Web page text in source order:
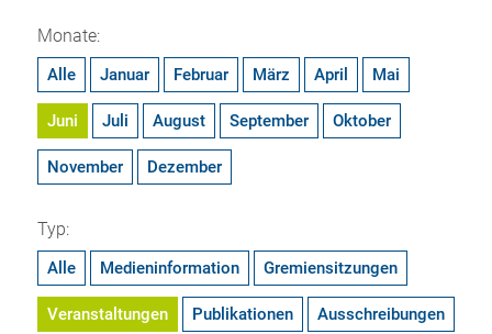
Monate:
Alle Januar Februar März April Mai
Juni Juli August September Oktober
November Dezember
Typ:
Alle Medieninformation Gremiensitzungen
Veranstaltungen Publikationen Ausschreibungen